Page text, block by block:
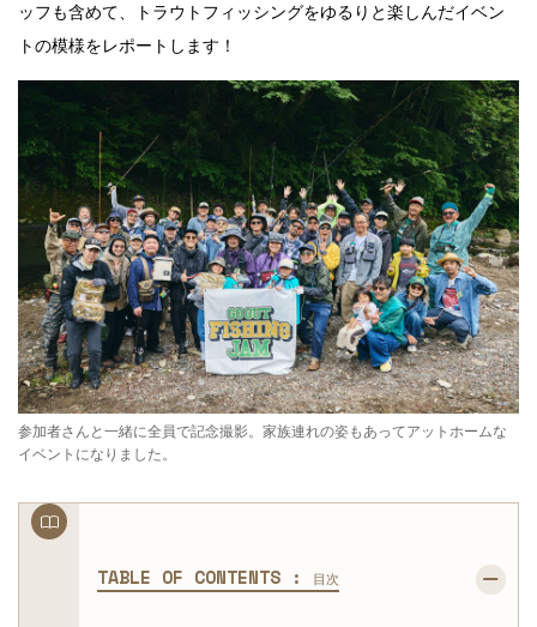
ッフも含めて、トラウトフィッシングをゆるりと楽しんだイベン
トの模様をレポートします！
参加者さんと一緒に全員で記念撮影。家族連れの姿もあってアットホームな
イベントになりました。
TABLE OF CONTENTS : 目次